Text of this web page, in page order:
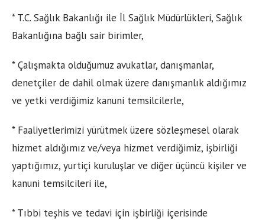
* T.C. Sağlık Bakanlığı ile İl Sağlık Müdürlükleri, Sağlık
Bakanlığına bağlı sair birimler,
* Çalışmakta olduğumuz avukatlar, danışmanlar,
denetçiler de dahil olmak üzere danışmanlık aldığımız
ve yetki verdiğimiz kanuni temsilcilerle,
* Faaliyetlerimizi yürütmek üzere sözleşmesel olarak
hizmet aldığımız ve/veya hizmet verdiğimiz, işbirliği
yaptığımız, yurtiçi kuruluşlar ve diğer üçüncü kişiler ve
kanuni temsilcileri ile,
* Tıbbi teşhis ve tedavi için işbirliği içerisinde